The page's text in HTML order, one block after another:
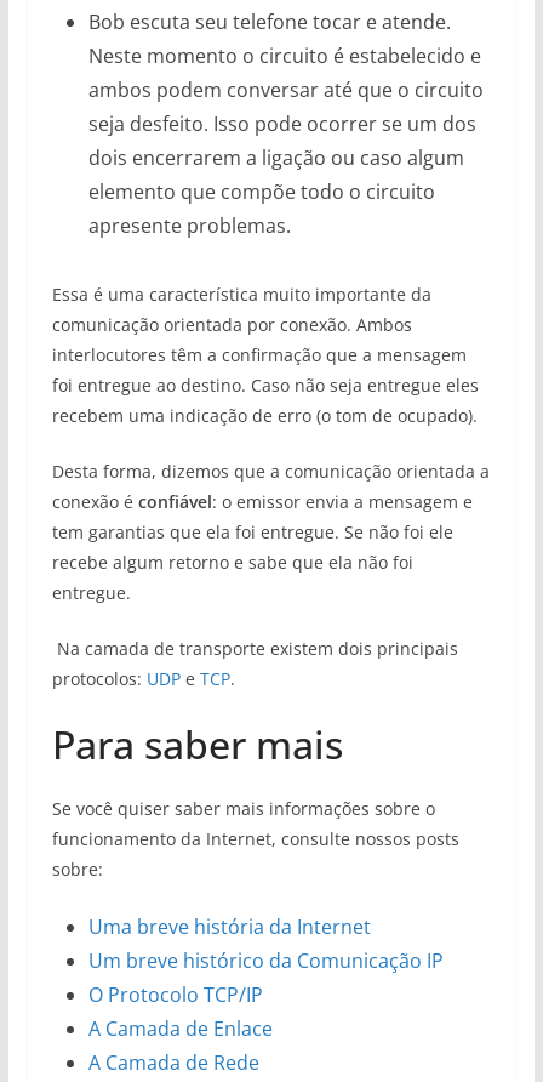
Bob escuta seu telefone tocar e atende.
Neste momento o circuito é estabelecido e
ambos podem conversar até que o circuito
seja desfeito. Isso pode ocorrer se um dos
dois encerrarem a ligação ou caso algum
elemento que compõe todo o circuito
apresente problemas.
Essa é uma característica muito importante da
comunicação orientada por conexão. Ambos
interlocutores têm a confirmação que a mensagem
foi entregue ao destino. Caso não seja entregue eles
recebem uma indicação de erro (o tom de ocupado).
Desta forma, dizemos que a comunicação orientada a
conexão é confiável: o emissor envia a mensagem e
tem garantias que ela foi entregue. Se não foi ele
recebe algum retorno e sabe que ela não foi
entregue.
Na camada de transporte existem dois principais
protocolos: UDPe TCP.
Para saber mais
Se você quiser saber mais informações sobre o
funcionamento da Internet, consulte nossos posts
sobre:
Uma breve história da Internet
Um breve histórico da Comunicação IP
O Protocolo TCP/IP
A Camada de Enlace
A Camada de Rede